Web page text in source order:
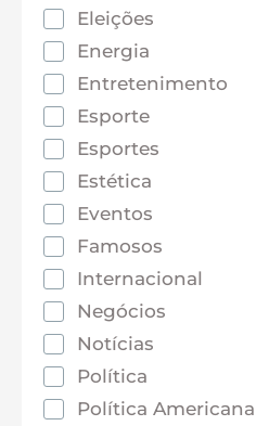
Eleições
Energia
Entretenimento
Esporte
Esportes
Estética
Eventos
Famosos
Internacional
Negócios
Notícias
Política
Política Americana